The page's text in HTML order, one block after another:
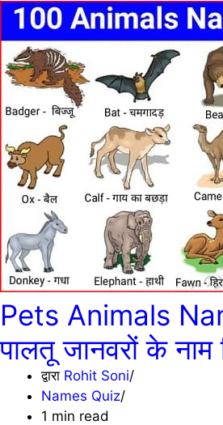
Pets Animals
पालतू जानवरों के नाम
द्वारा Rohit Soni
Names Quiz
1 min read